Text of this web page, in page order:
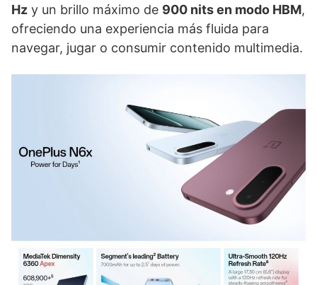
Hz y un brillo máximo de 900 nits en modo HBM,
ofreciendo una experiencia más fluida para
navegar, jugar o consumir contenido multimedia.